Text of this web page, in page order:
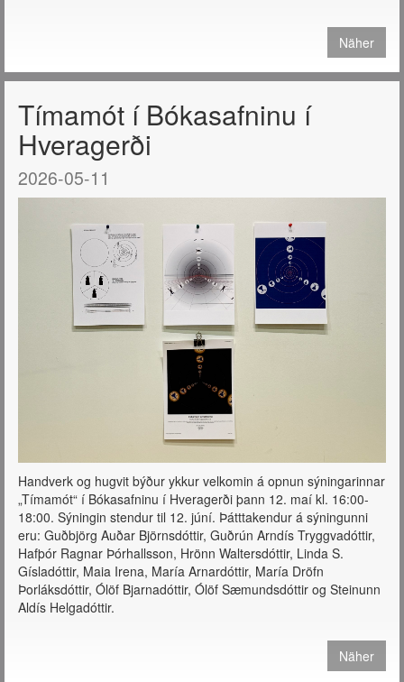
Näher
Tímamót í Bókasafninu í
Hveragerði
2026-05-11
Handverk og hugvit býður ykkur velkomin á opnun sýningarinnar
„Tímamót“ í Bókasafninu í Hveragerði þann 12. maí kl. 16:00-
18:00. Sýningin stendur til 12. júní. Þátttakendur á sýningunni
eru: Guðbjörg Auðar Björnsdóttir, Guðrún Arndís Tryggvadóttir,
Hafþór Ragnar Þórhallsson, Hrönn Waltersdóttir, Linda S.
Gísladóttir, Maia Irena, María Arnardóttir, María Dröfn
Þorláksdóttir, Ólöf Bjarnadóttir, Ólöf Sæmundsdóttir og Steinunn
Aldís Helgadóttir.
Näher